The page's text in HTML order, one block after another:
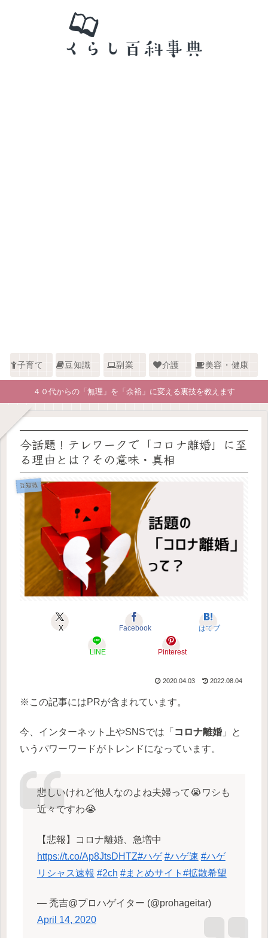
子育て 豆知識 副業 介護 美容・健康
４０代からの「無理」を「余裕」に変える裏技を教えます
今話題！テレワークで「コロナ離婚」に至
る理由とは？その意味・真相
豆知識
X Facebook はてブ
LINE Pinterest
2020.04.03 2022.08.04
※この記事にはPRが含まれています。
今、インターネット上やSNSでは「 コロナ離婚 」と
いうパワーワードがトレンドになっています。
悲しいけれど他人なのよね夫婦って😭ワシも
近々ですわ😭
【悲報】コロナ離婚、急増中
https://t.co/Ap8JtsDHTZ#ハゲ #ハゲ速 #ハゲ
リシャス速報 #2ch #まとめサイト #拡散希望
— 禿吉@プロハゲイター (@prohageitar)
April 14, 2020